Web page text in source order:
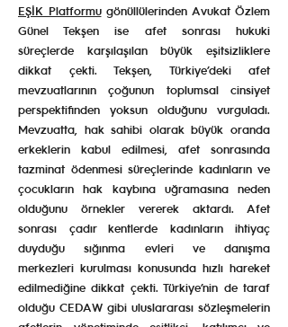
EŞİK Platformugönüllülerinden Avukat Özlem
Günel Tekşen ise afet sonrası hukuki
süreçlerde karşılaşılan büyük eşitsizliklere
dikkat çekti. Tekşen, Türkiye’deki afet
mevzuatlarının çoğunun toplumsal cinsiyet
perspektifinden yoksun olduğunu vurguladı.
Mevzuatta, hak sahibi olarak büyük oranda
erkeklerin kabul edilmesi, afet sonrasında
tazminat ödenmesi süreçlerinde kadınların ve
çocukların hak kaybına uğramasına neden
olduğunu örnekler vererek aktardı. Afet
sonrası çadır kentlerde kadınların ihtiyaç
duyduğu sığınma evleri ve danışma
merkezleri kurulması konusunda hızlı hareket
edilmediğine dikkat çekti. Türkiye’nin de taraf
olduğu CEDAW gibi uluslararası sözleşmelerin